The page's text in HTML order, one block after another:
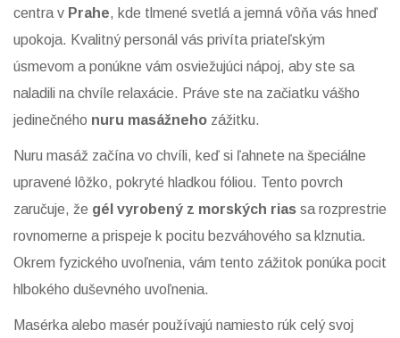
centra v Prahe, kde tlmené svetlá a jemná vôňa vás hneď
upokoja. Kvalitný personál vás privíta priateľským
úsmevom a ponúkne vám osviežujúci nápoj, aby ste sa
naladili na chvíle relaxácie. Práve ste na začiatku vášho
jedinečného nuru masážneho zážitku.
Nuru masáž začína vo chvíli, keď si ľahnete na špeciálne
upravené lôžko, pokryté hladkou fóliou. Tento povrch
zaručuje, že gél vyrobený z morských rias sa rozprestrie
rovnomerne a prispeje k pocitu bezváhového sa klznutia.
Okrem fyzického uvoľnenia, vám tento zážitok ponúka pocit
hlbokého duševného uvoľnenia.
Masérka alebo masér používajú namiesto rúk celý svoj